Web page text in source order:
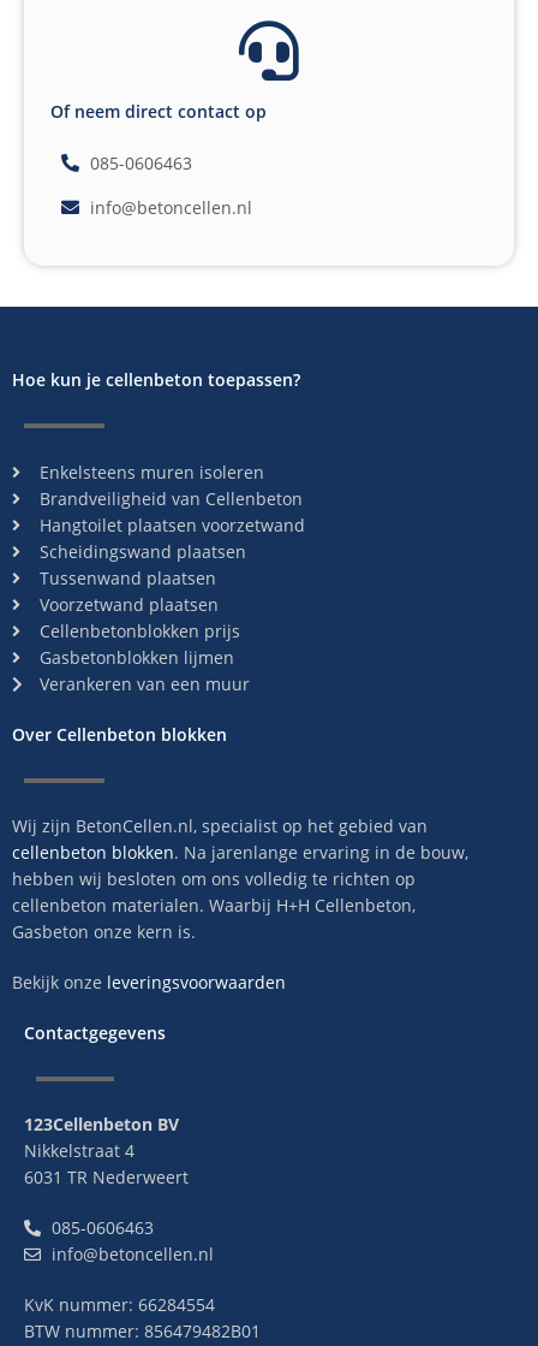
Of neem direct contact op
085-0606463
info@betoncellen.nl
Hoe kun je cellenbeton toepassen?
Enkelsteens muren isoleren
Brandveiligheid van Cellenbeton
Hangtoilet plaatsen voorzetwand
Scheidingswand plaatsen
Tussenwand plaatsen
Voorzetwand plaatsen
Cellenbetonblokken prijs
Gasbetonblokken lijmen
Verankeren van een muur
Over Cellenbeton blokken
Wij zijn BetonCellen.nl, specialist op het gebied van
cellenbeton blokken. Na jarenlange ervaring in de bouw,
hebben wij besloten om ons volledig te richten op
cellenbeton materialen. Waarbij H+H Cellenbeton,
Gasbeton onze kern is.
Bekijk onze leveringsvoorwaarden
Contactgegevens
123Cellenbeton BV
Nikkelstraat 4
6031 TR Nederweert
085-0606463
info@betoncellen.nl
KvK nummer: 66284554
BTW nummer: 856479482B01